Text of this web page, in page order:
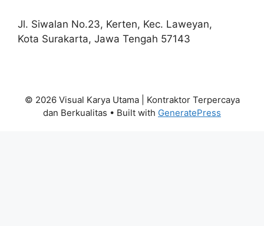
Jl. Siwalan No.23, Kerten, Kec. Laweyan,
Kota Surakarta, Jawa Tengah 57143
© 2026 Visual Karya Utama | Kontraktor Terpercaya
dan Berkualitas • Built with GeneratePress